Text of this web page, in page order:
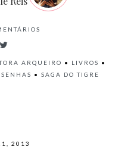
ARQUEIRO • LIVROS •
• SAGA DO TIGRE
2013